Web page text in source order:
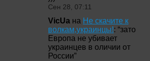
Сен 28, 07:11
VicUa на Не скачите к
волкам,украинцы!: “зато
Европа не убивает
украинцев в оличии от
России”